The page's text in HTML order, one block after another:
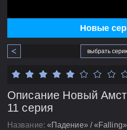
Новые
выбрать
Описание Новый
11 серия
Название: «Падение» / «Falling»